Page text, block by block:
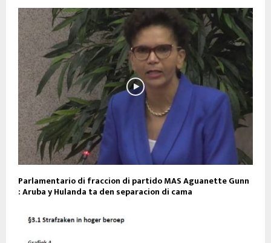
Parlamentario di fraccion di partido MAS Aguanette Gunn
: Aruba y Hulanda ta den separacion di cama